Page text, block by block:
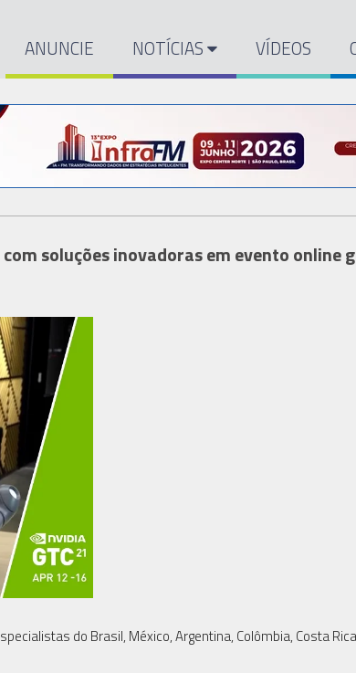
ANUNCIE NOTÍCIAS VÍDEOS
soluções inovadoras em evento online
do Brasil, México, Argentina, Colômbia, Costa